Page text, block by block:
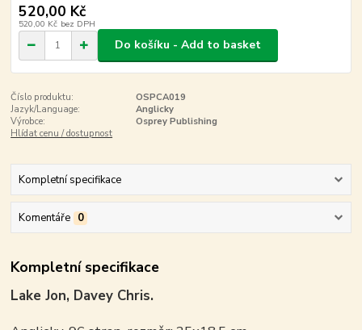
520,00 Kč
520,00 Kč bez DPH
Do košíku - Add to basket
Číslo produktu:
OSPCA019
Jazyk/Language:
Anglicky
Výrobce:
Osprey Publishing
Hlídat cenu / dostupnost
Kompletní specifikace
Komentáře 0
Kompletní specifikace
Lake Jon, Davey Chris.